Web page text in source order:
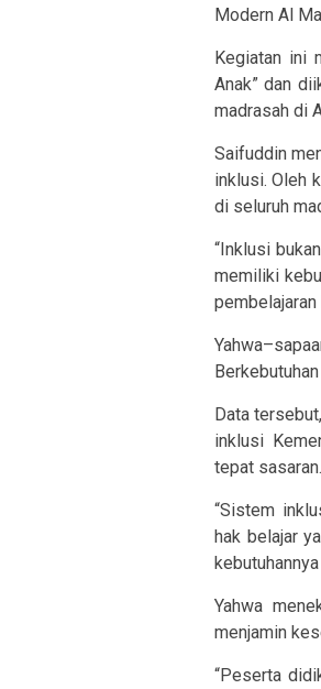
Modern Al
Kegiatan ini
Anak” dan
madrasah di
Saifuddin
inklusi. Oleh
di seluruh
“Inklusi
memiliki
pembelajaran
Data
inklusi
tepat sasaran.
“Sistem
hak belajar
Yahwa
menjamin
“Peserta